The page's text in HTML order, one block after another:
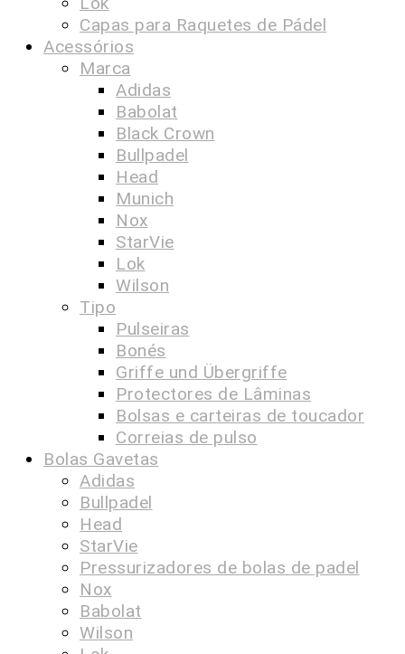
Capas para Raquetes de Pádel
Acessórios
Marca
Adidas
Babolat
Black Crown
Bullpadel
Head
Munich
Nox
StarVie
Lok
Wilson
Tipo
Pulseiras
Bonés
Griffe und Übergriffe
Protectores de Lâminas
Bolsas e carteiras de toucador
Correias de pulso
Bolas Gavetas
Adidas
Bullpadel
Head
StarVie
Pressurizadores de bolas de padel
Nox
Babolat
Wilson